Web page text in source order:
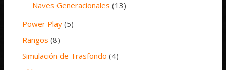
Naves Generacionales (13)
Power Play (5)
Rangos (8)
Simulación de Trasfondo (4)